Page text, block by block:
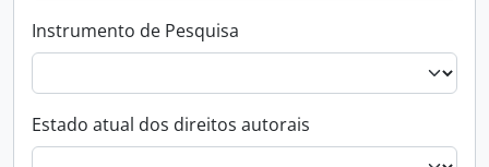
Instrumento de Pesquisa
Estado atual dos direitos autorais